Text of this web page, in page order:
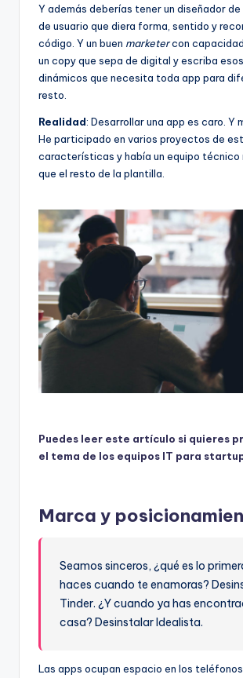
Y además deberías tener un diseñador
de usuario que diera forma, sentido y
código. Y un buen marketercon
un copy que sepa de digital y escriba
dinámicos que necesita toda app para
resto.
Realidad: Desarrollar una app es caro. Y
He participado en varios proyectos de
características y había un equipo técnico
que el resto de la plantilla.
Puedes leer este artículo si quieres
el tema de los equipos IT para
Marca y
Seamos sinceros, ¿qué es lo
haces cuando te enamoras?
Tinder. ¿Y cuando ya has
casa? Desinstalar Idealista.
Las apps ocupan espacio en los